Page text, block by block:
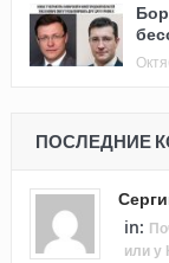
ПОСЛЕДНИЕ
in:
или у